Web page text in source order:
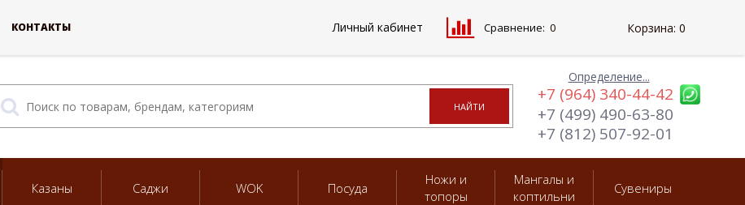
Определение...
+7 (964) 340-44-42
+7 (499) 490-63-80
+7 (812) 507-92-01
Казаны Саджи WOK Посуда
Ножи и
топоры
Мангалы и
коптильни
Сувениры
КОНТАКТЫ Личный кабинет Сравнение: 0 Корзина: 0